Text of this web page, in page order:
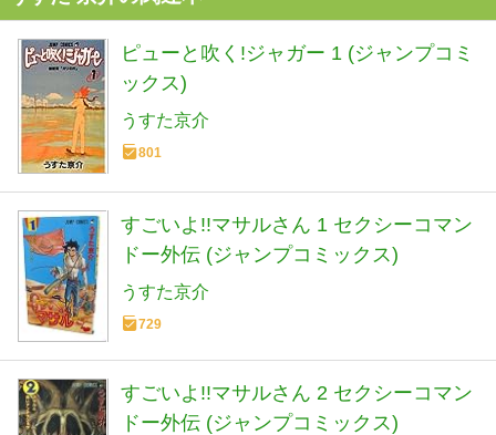
ピューと吹く!ジャガー 1 (ジャンプコミ
ックス)
うすた京介
801
すごいよ!!マサルさん 1 セクシーコマン
ドー外伝 (ジャンプコミックス)
うすた京介
729
すごいよ!!マサルさん 2 セクシーコマン
ドー外伝 (ジャンプコミックス)